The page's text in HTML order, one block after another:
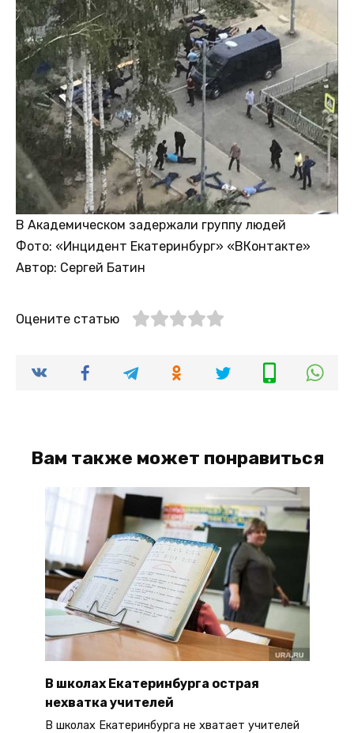
В Академическом задержали группу людей
Фото: «Инцидент Екатеринбург» «ВКонтакте»
Автор: Сергей Батин
Оцените статью
Вам также может понравиться
В школах Екатеринбурга острая
нехватка учителей
В школах Екатеринбурга не хватает учителей